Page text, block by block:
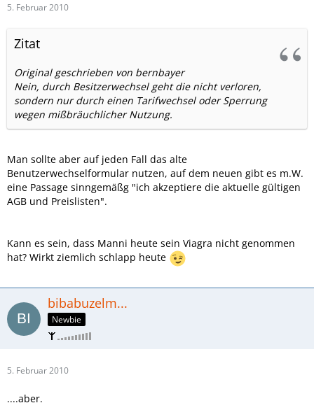
5. Februar 2010
Zitat
Original geschrieben von bernbayer
Nein, durch Besitzerwechsel geht die nicht verloren,
sondern nur durch einen Tarifwechsel oder Sperrung
wegen mißbräuchlicher Nutzung.
Man sollte aber auf jeden Fall das alte
Benutzerwechselformular nutzen, auf dem neuen gibt es m.W.
eine Passage sinngemäßg "ich akzeptiere die aktuelle gültigen
AGB und Preislisten".
Kann es sein, dass Manni heute sein Viagra nicht genommen
hat? Wirkt ziemlich schlapp heute
bibabuzelm...
Newbie
5. Februar 2010
....aber.